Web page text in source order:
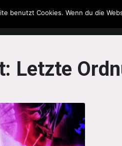
Men
Letzte
benutzt Cookies. Wenn du die